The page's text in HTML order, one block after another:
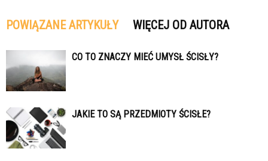
POWIĄZANE ARTYKUŁY WIĘCEJ OD AUTORA
CO TO ZNACZY MIEĆ UMYSŁ ŚCISŁY?
JAKIE TO SĄ PRZEDMIOTY ŚCISŁE?